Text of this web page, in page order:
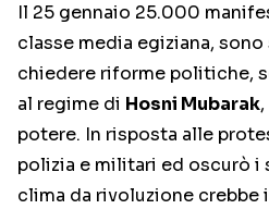
Il 25 gennaio 25.000
classe media egiziana,
chiedere riforme politiche,
al regime di Hosni Mubarak
potere. In risposta alle
polizia e militari ed oscurò i
clima da rivoluzione crebbe